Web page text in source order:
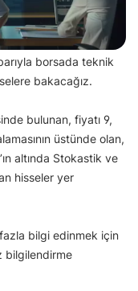
borsada teknik
bakacağız.
bulunan, fiyatı 9,
üstünde olan,
altında Stokastik ve
hisseler yer
bilgi edinmek için
bilgilendirme